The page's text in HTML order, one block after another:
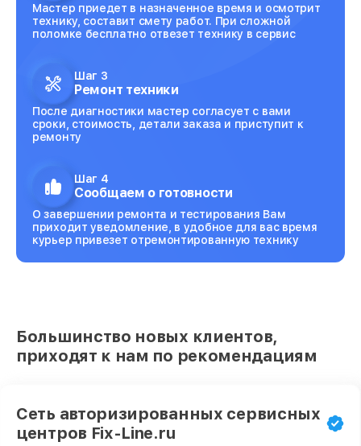
Мастер приедет в назначенное время и осмотрит
технику, составит смету работ. При сложной
поломке бесплатно отвезет технику в сервис
Шаг 3
Ремонт техники
После диагностики мастер согласует с вами
сроки, стоимость, детали заказа и приступит к
ремонту
Шаг 4
Сообщаем о готовности
О завершении ремонта и тестирования Вам
приходит уведомление, в удобное для вас время
курьер привезет отремонтированную технику
Большинство новых клиентов,
приходят к нам по рекомендациям
Сеть авторизированных сервисных
центров Fix-Line.ru